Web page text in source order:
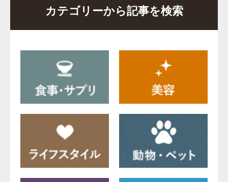
カテゴリーから記事を検索